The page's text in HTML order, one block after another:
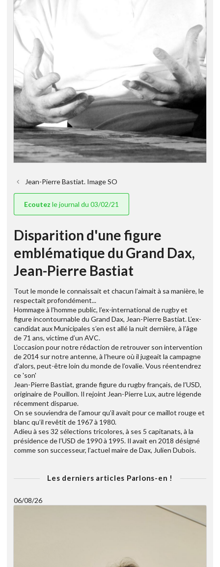
Jean-Pierre Bastiat. Image SO
Ecoutez le journal du 03/02/21
Disparition d'une figure
emblématique du Grand Dax,
Jean-Pierre Bastiat
Tout le monde le connaissait et chacun l’aimait à sa manière, le
respectait profondément...
Hommage à l’homme public, l’ex-international de rugby et
figure incontournable du Grand Dax, Jean-Pierre Bastiat. L’ex-
candidat aux Municipales s’en est allé la nuit dernière, à l’âge
de 71 ans, victime d’un AVC.
L’occasion pour notre rédaction de retrouver son intervention
de 2014 sur notre antenne, à l’heure où il jugeait la campagne
d’alors, peut-être loin du monde de l’ovalie. Vous réentendrez
ce 'son'
Jean-Pierre Bastiat, grande figure du rugby français, de l’USD,
originaire de Pouillon. Il rejoint Jean-Pierre Lux, autre légende
récemment disparue.
On se souviendra de l’amour qu’il avait pour ce maillot rouge et
blanc qu’il revêtit de 1967 à 1980.
Adieu à ses 32 sélections tricolores, à ses 5 capitanats, à la
présidence de l’USD de 1990 à 1995. Il avait en 2018 désigné
comme son successeur, l’actuel maire de Dax, Julien Dubois.
Les derniers articles Parlons-en !
06/08/26